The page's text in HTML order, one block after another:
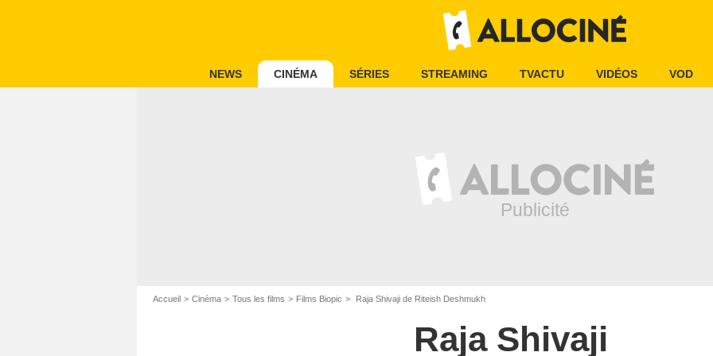
NEWS CINÉMA SÉRIES STREAMING TVACTU VIDÉOS VOD
Accueil Cinéma Tous les films Films Biopic Raja Shivaji de Riteish Deshmukh
Raja Shivaji